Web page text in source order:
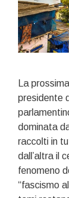
La
presidente
dominata
raccolti in
dall’altra il
fenomeno
“fascismo